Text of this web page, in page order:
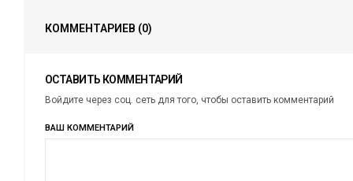
КОММЕНТАРИЕВ (0)
ОСТАВИТЬ КОММЕНТАРИЙ
Войдите через соц. сеть для того, чтобы оставить комментарий
ВАШ КОММЕНТАРИЙ